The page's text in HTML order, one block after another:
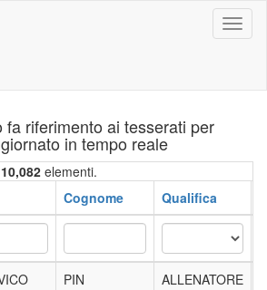
fa riferimento ai tesserati per
in tempo reale
10,082 elementi.
Cognome Qualifica
PIN
ALLENATORE